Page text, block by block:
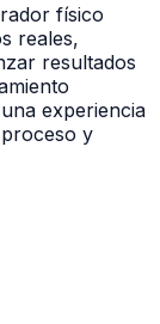
físico
reales,
resultados
experiencia
y